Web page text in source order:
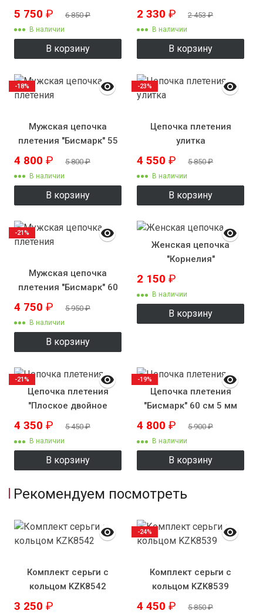
см 9 мм
5 750 ₽ 6 850₽
В наличии
В корзину
2 330 ₽ 2 453₽
В наличии
В корзину
Мужская цепочка
плетения "Бисмарк" 55
см 7 мм
4 800 ₽ 5 800₽
В наличии
В корзину
-18%
Цепочка плетения
улитка
4 550 ₽ 5 850₽
В наличии
В корзину
-23%
Мужская цепочка
плетения "Бисмарк" 60
см 7 мм
4 750 ₽ 5 950₽
В наличии
В корзину
-21%
Женская цепочка
"Корнелия"
2 150 ₽
В наличии
В корзину
Цепочка плетения
"Плоское двойное
панцирное"
4 350 ₽ 5 450₽
В наличии
В корзину
-21%
Цепочка плетения
"Бисмарк" 60 см 5 мм
4 800 ₽ 5 900₽
В наличии
В корзину
-19%
Рекомендуем посмотреть
Комплект серьги с
кольцом KZK8542
3 250 ₽
Комплект серьги с
кольцом KZK8539
4 450 ₽ 5 850₽
-24%